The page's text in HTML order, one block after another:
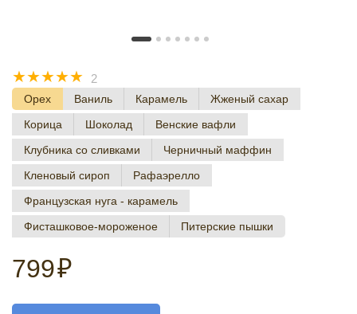
☆
☆
☆
☆
☆ 2
Орех Ваниль Карамель
Жженый сахар
Корица
Шоколад
Венские вафли
Клубника со сливками
Черничный маффин
Кленовый сироп
Рафаэрелло
Французская нуга - карамель
Фисташковое-мороженое
Питерские пышки
799₽